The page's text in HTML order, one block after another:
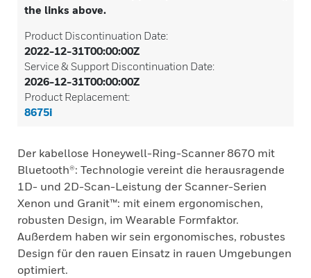
the links above.
Product Discontinuation Date:
2022-12-31T00:00:00Z
Service & Support Discontinuation Date:
2026-12-31T00:00:00Z
Product Replacement:
8675i
Der kabellose Honeywell-Ring-Scanner 8670 mit
Bluetooth®: Technologie vereint die herausragende
1D- und 2D-Scan-Leistung der Scanner-Serien
Xenon und Granit™: mit einem ergonomischen,
robusten Design, im Wearable Formfaktor.
Außerdem haben wir sein ergonomisches, robustes
Design für den rauen Einsatz in rauen Umgebungen
optimiert.